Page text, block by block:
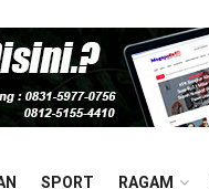
SPORT RAGAM